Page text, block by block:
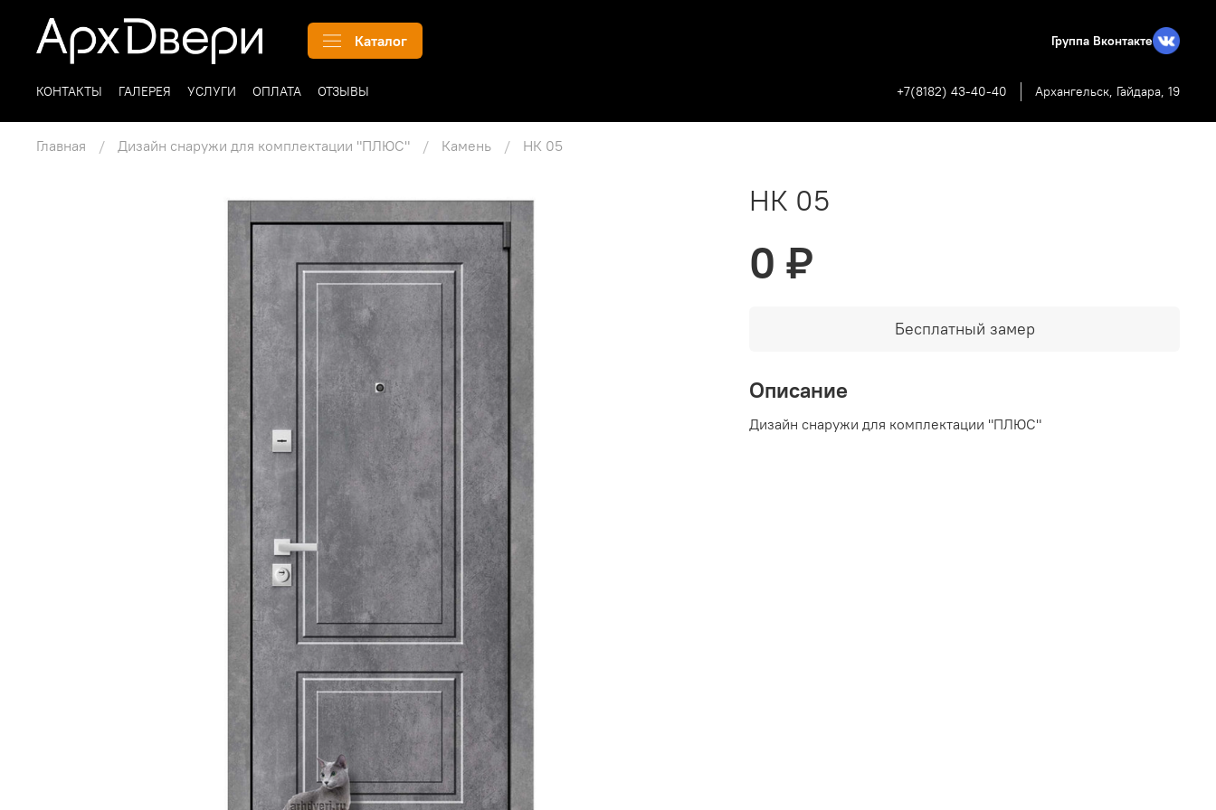
Каталог Группа Вконтакте
КОНТАКТЫ ГАЛЕРЕЯ УСЛУГИ ОПЛАТА ОТЗЫВЫ +7(8182) 43-40-40 Архангельск, Гайдара, 19
Главная Дизайн снаружи для комплектации "ПЛЮС" Камень НК 05
НК 05
0 ₽
Бесплатный замер
Описание
Дизайн снаружи для комплектации "ПЛЮС"